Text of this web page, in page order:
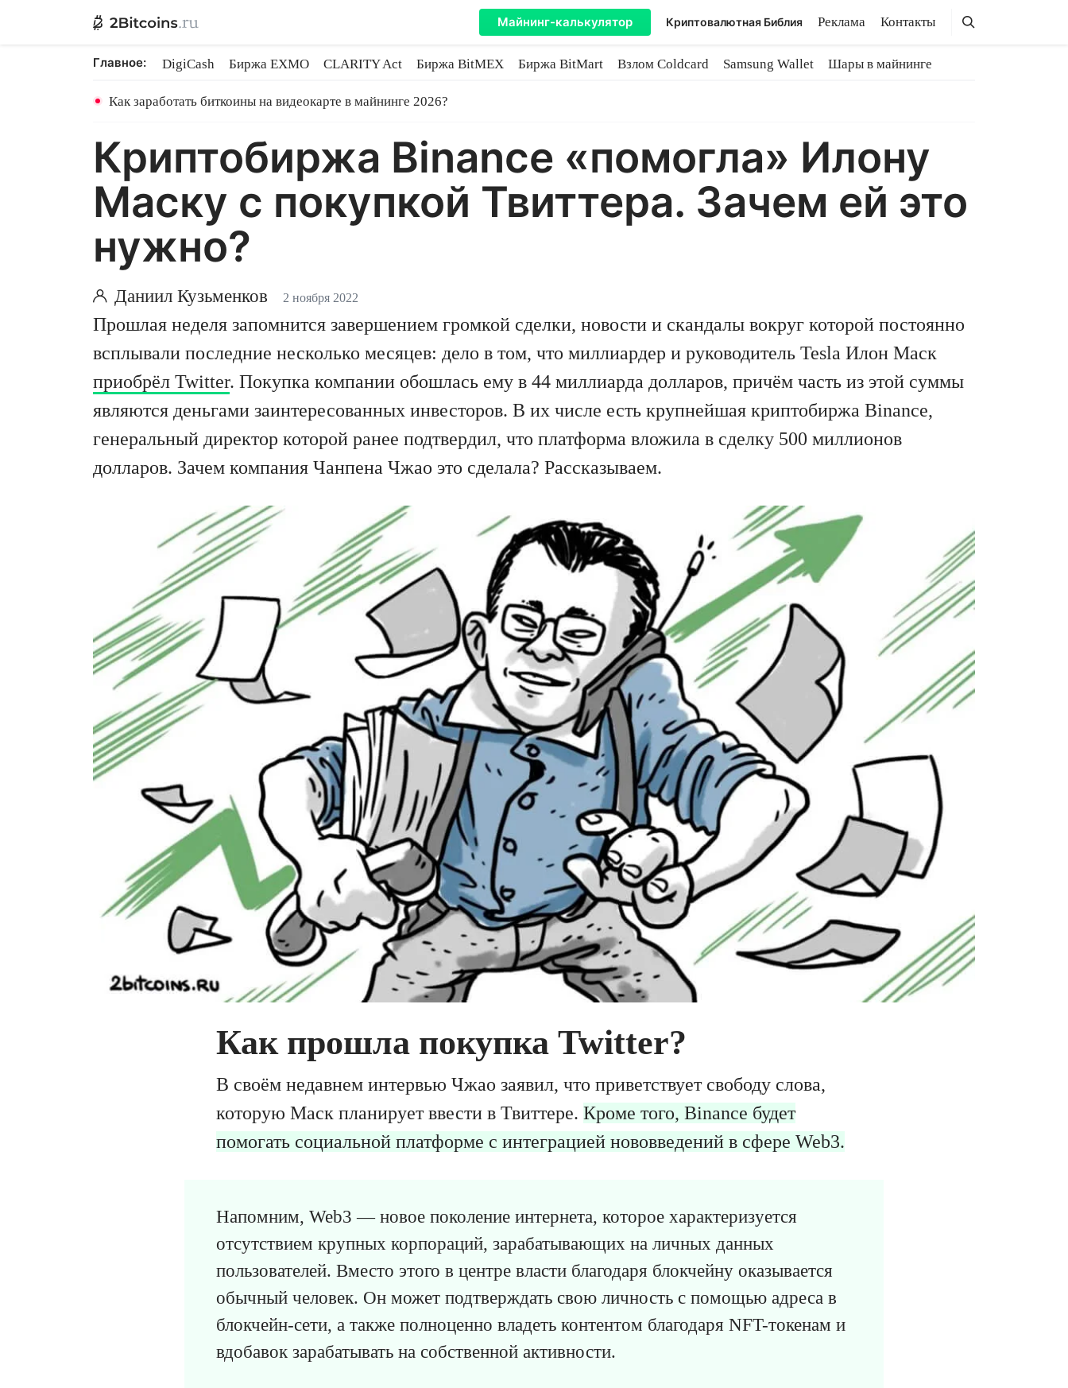
Майнинг-калькулятор Криптовалютная Библия Реклама Контакты Поиск
Поиск
Главное: DigiCash Биржа EXMO CLARITY Act Биржа BitMEX Биржа BitMart Взлом Coldcard Samsung Wallet
Шары в майнинге
Как заработать биткоины на видеокарте в майнинге 2026?
Криптобиржа Binance «помогла» Илону
Маску с покупкой Твиттера. Зачем ей это
нужно?
Даниил Кузьменков 2 ноября 2022
Прошлая неделя запомнится завершением громкой сделки, новости и скандалы вокруг которой постоянно
всплывали последние несколько месяцев: дело в том, что миллиардер и руководитель Tesla Илон Маск
приобрёл Twitter. Покупка компании обошлась ему в 44 миллиарда долларов, причём часть из этой суммы
являются деньгами заинтересованных инвесторов. В их числе есть крупнейшая криптобиржа Binance,
генеральный директор которой ранее подтвердил, что платформа вложила в сделку 500 миллионов
долларов. Зачем компания Чанпена Чжао это сделала? Рассказываем.
Как прошла покупка Twitter?
В своём недавнем интервью Чжао заявил, что приветствует свободу слова,
которую Маск планирует ввести в Твиттере. Кроме того, Binance будет
помогать социальной платформе с интеграцией нововведений в сфере Web3.
Напомним, Web3 — новое поколение интернета, которое характеризуется
отсутствием крупных корпораций, зарабатывающих на личных данных
пользователей. Вместо этого в центре власти благодаря блокчейну оказывается
обычный человек. Он может подтверждать свою личность с помощью адреса в
блокчейн-сети, а также полноценно владеть контентом благодаря NFT-токенам и
вдобавок зарабатывать на собственной активности.